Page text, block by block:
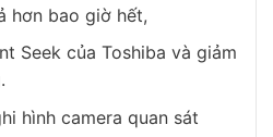
hơn bao giờ hết,
Seek của Toshiba và giảm
hình camera quan sát